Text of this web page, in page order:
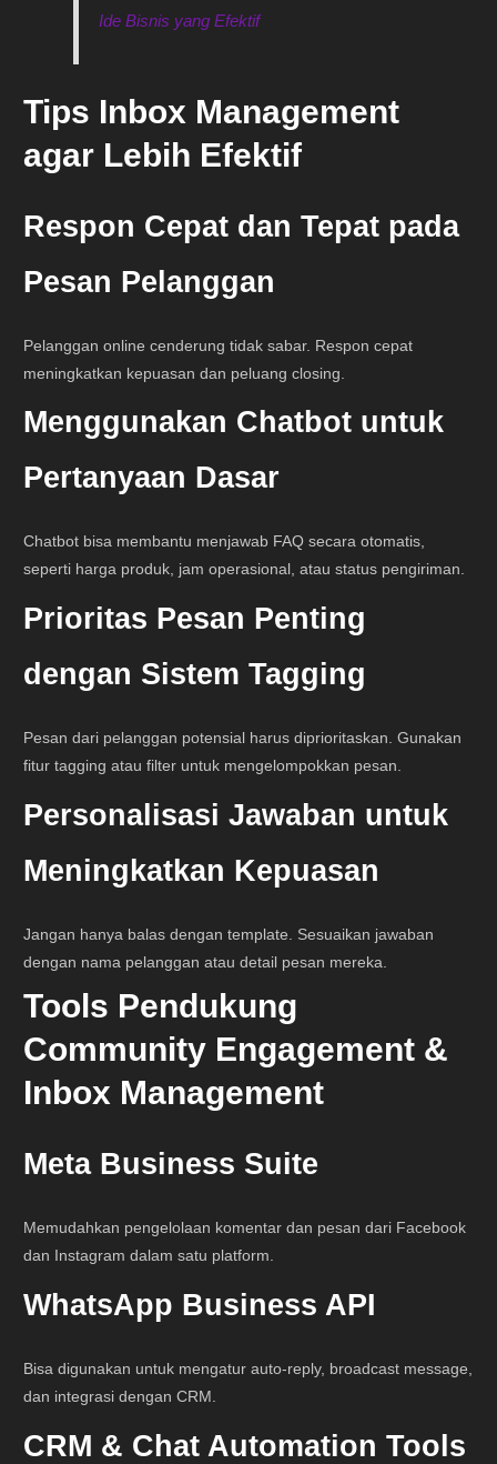
Ide Bisnis yang Efektif
Tips Inbox Management
agar Lebih Efektif
Respon Cepat dan Tepat pada
Pesan Pelanggan
Pelanggan online cenderung tidak sabar. Respon cepat
meningkatkan kepuasan dan peluang closing.
Menggunakan Chatbot untuk
Pertanyaan Dasar
Chatbot bisa membantu menjawab FAQ secara otomatis,
seperti harga produk, jam operasional, atau status pengiriman.
Prioritas Pesan Penting
dengan Sistem Tagging
Pesan dari pelanggan potensial harus diprioritaskan. Gunakan
fitur tagging atau filter untuk mengelompokkan pesan.
Personalisasi Jawaban untuk
Meningkatkan Kepuasan
Jangan hanya balas dengan template. Sesuaikan jawaban
dengan nama pelanggan atau detail pesan mereka.
Tools Pendukung
Community Engagement &
Inbox Management
Meta Business Suite
Memudahkan pengelolaan komentar dan pesan dari Facebook
dan Instagram dalam satu platform.
WhatsApp Business API
Bisa digunakan untuk mengatur auto-reply, broadcast message,
dan integrasi dengan CRM.
CRM & Chat Automation Tools